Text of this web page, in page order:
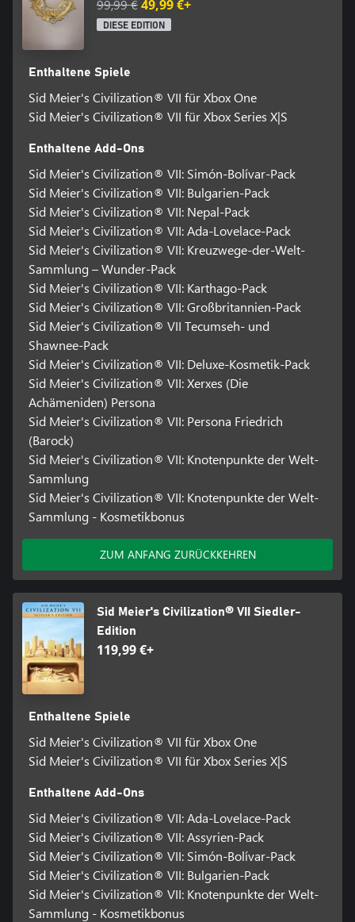
Wird sich deine Zivilisation mit den Zeitaltern weiterentwickeln
oder den Test der Zeit bestehen?
In Sid Meier's Civilization® VII prägt jede strategische
Entscheidung die Geschichte deines Imperiums. Herrsche als
legendäre Anführer über den ganzen Verlauf der Geschichte und
kämpfe um einzigartige Siege, indem du entscheidest, wie sich
verändert oder erhalten bleibt.
Erweitere dein Territorium mit neuen Siedlungen und
architektonischen Wundern, treibe den Fortschritt mit
technologischen Durchbrüchen an und erobere oder kooperiere
mit deinen Mitbewerbern, während du die weiten, unbekannten
Gebiete der Welt erkundest und expandierst. Strebe nach
Wohlstand in einem packenden Solo-Erlebnis oder spiele mit
anderen im Online-Multiplayer. * Ganz gleich, ob du einem Weg
folgst, der in der Geschichte verwurzelt ist, oder deinen eigenen
Weg in die Zukunft beschreitest, mit Civilization VII kannst du
etwas aufbauen, an das du glaubst.
ENTWICKLE DICH WEITER UND BESTEHE DEN TEST DER ZEIT
Führe dein Reich durch verschiedene Epochen der Geschichte.
Wähle über die Antike, Erkundung und Moderne hinweg, ob du
eine erprobte Zivilisation anführen und sie strategisch
weiterentwickeln willst, damit sie im nächsten Zeitalter erneut
floriert, oder ob du einen Mittelweg durch Kombinieren wählst.
Da das Erreichen wissenschaftlicher, kultureller, militärischer und
wirtschaftlicher Meilensteine Vorteile im nächsten Zeitalter bringt,
entscheidest du, wie und wann sich dein Imperium
weiterentwickelt.
Gestalte die Geschichte deines Imperiums, indem du eine Vielzahl
unterschiedlicher Triumphe und attributbasierte Ziele verfolgst,
die ein vom Spieler selbst gestaltetes Erlebnis bieten. Da jedes
neue Zeitalter den Spielumfang erweitert, können Elemente von
anderen Zivilisationen übernommen, neue Boni freigeschaltet
und auf unzählige neue und aufregende Weisen der Sieg
errungen werden. Befiehl Kommandanten, Armeen anzuführen,
Gegner zu bekämpfen, austauschbare Anführerboni über
Kampagnen hinweg mit Mementos auszustatten und vieles
mehr.
SEI EIN VISIONÄRER ANFÜHRER DES FORTSCHRITTS
Verkörpere berühmte Anführer mit einer der bisher vielfältigsten
Aufstellungen von Civilization, von Staatsoberhäuptern, die für
ihre Macht und politisches Können bekannt sind, bis hin zu
Visionären, die einen Einfluss auf Philosophie, Wissenschaft,
Anführer wird durch die Epochen hindurch bestehen und über
eine einzigartige Fähigkeit verfügen, um deine Strategie weiter zu
verstärken. Zum ersten Mal in der Geschichte der Reihe ist die
Auswahl des Anführers unabhängig von deiner Zivilisation,
sodass du völlig neue Strategien entwickeln kannst, indem du
Spielboni kombinierst.
99,99 € 49,99 €+
DIESE EDITION
Enthaltene Spiele
Sid Meier's Civilization® VII für Xbox One
Sid Meier's Civilization® VII für Xbox Series X|S
Enthaltene Add-Ons
Sid Meier's Civilization® VII: Simón-Bolívar-Pack
Sid Meier's Civilization® VII: Bulgarien-Pack
Sid Meier's Civilization® VII: Nepal-Pack
Sid Meier's Civilization® VII: Ada-Lovelace-Pack
Sid Meier's Civilization® VII: Kreuzwege-der-Welt-
Sammlung – Wunder-Pack
Sid Meier's Civilization® VII: Karthago-Pack
Sid Meier's Civilization® VII: Großbritannien-Pack
Sid Meier's Civilization® VII Tecumseh- und
Shawnee-Pack
Sid Meier's Civilization® VII: Deluxe-Kosmetik-Pack
Sid Meier's Civilization® VII: Xerxes (Die
Achämeniden) Persona
Sid Meier's Civilization® VII: Persona Friedrich
(Barock)
Sid Meier's Civilization® VII: Knotenpunkte der Welt-
Sammlung
Sid Meier's Civilization® VII: Knotenpunkte der Welt-
Sammlung - Kosmetikbonus
ZUM ANFANG ZURÜCKKEHREN
Sid Meier's Civilization® VII Siedler-
Edition
119,99 €+
Enthaltene Spiele
Sid Meier's Civilization® VII für Xbox One
Sid Meier's Civilization® VII für Xbox Series X|S
Enthaltene Add-Ons
Sid Meier's Civilization® VII: Ada-Lovelace-Pack
Sid Meier's Civilization® VII: Assyrien-Pack
Sid Meier's Civilization® VII: Simón-Bolívar-Pack
Sid Meier's Civilization® VII: Bulgarien-Pack
Sid Meier's Civilization® VII: Knotenpunkte der Welt-
Sammlung - Kosmetikbonus